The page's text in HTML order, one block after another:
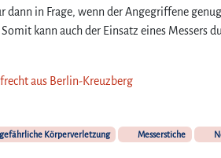
in Frage, wenn der Angegriffene
kann auch der Einsatz eines Messers
aus Berlin-Kreuzberg
gefährliche Körperverletzung Messerstiche